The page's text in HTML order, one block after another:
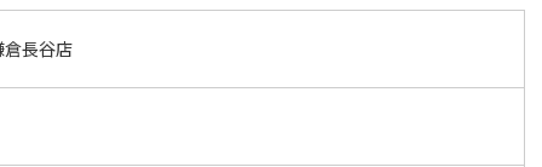
長谷店